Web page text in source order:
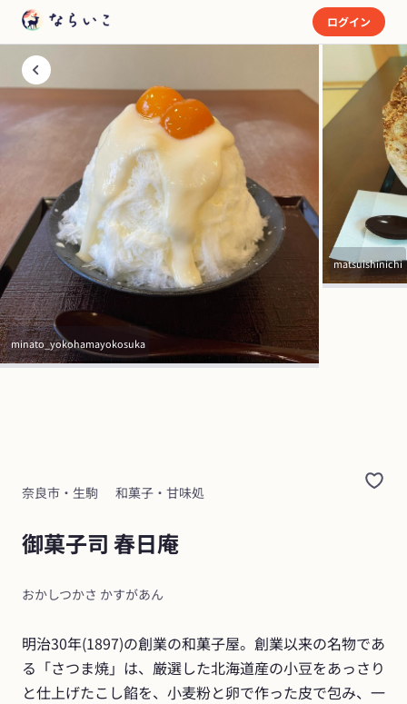
ログイン
minato_yokohamayokosuka
matsuishinichi
奈良市・生駒 和菓子・甘味処
御菓子司 春日庵
おかしつかさ かすがあん
明治30年(1897)の創業の和菓子屋。創業以来の名物であ
る「さつま焼」は、厳選した北海道産の小豆をあっさり
と仕上げたこし餡を、小麦粉と卵で作った皮で包み、一